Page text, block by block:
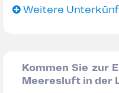
Weitere
Kommen Sie zur
Meeresluft in der